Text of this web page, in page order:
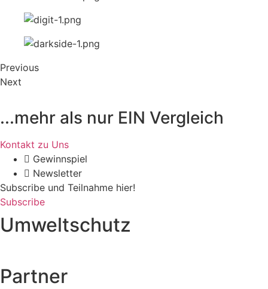
Previous
Next
...mehr als nur EIN Vergleich
Kontakt zu Uns
Gewinnspiel
Newsletter
Subscribe und Teilnahme hier!
Subscribe
Umweltschutz
Partner